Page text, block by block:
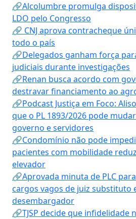
🔗Alcolumbre promulga
LDO pelo Congresso
🔗 CNJ aprova contracheque
todo o país
🔗Delegados ganham força
judiciais durante investigações
🔗Renan busca acordo com
destravar financiamento ao
🔗Podcast Justiça em Foco:
que o PL 1893/2026 pode
governo e servidores
🔗Condomínio não pode
pacientes com mobilidade
elevador
🔗Aprovada minuta de PLC
cargos vagos de juiz substituto
desembargador
🔗TJSP decide que infidelidade